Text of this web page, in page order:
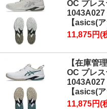
OC プレ
1043A027
【asics(
11,875円(
【在庫管
OC プレ
1043A027
【asics(
11,875円(